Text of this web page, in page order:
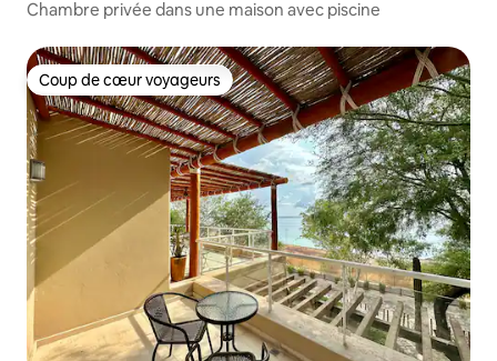
Chambre privée dans une maison avec piscine
Coup de cœur voyageurs
Coup de cœur voyageurs